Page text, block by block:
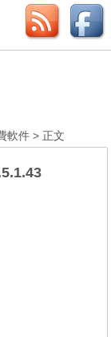
軟件 > 正文